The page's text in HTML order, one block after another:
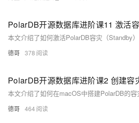
PolarDB开源数据库进阶课11 激活
德哥 378
PolarDB开源数据库进阶课2 创建容
德哥 464